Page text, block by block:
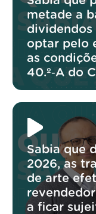
metade a
dividendos
optar pelo
as
40.º‑A do
Sabia que
2026, as
de arte
a ficar